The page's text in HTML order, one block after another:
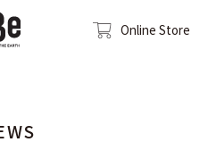
Online Store